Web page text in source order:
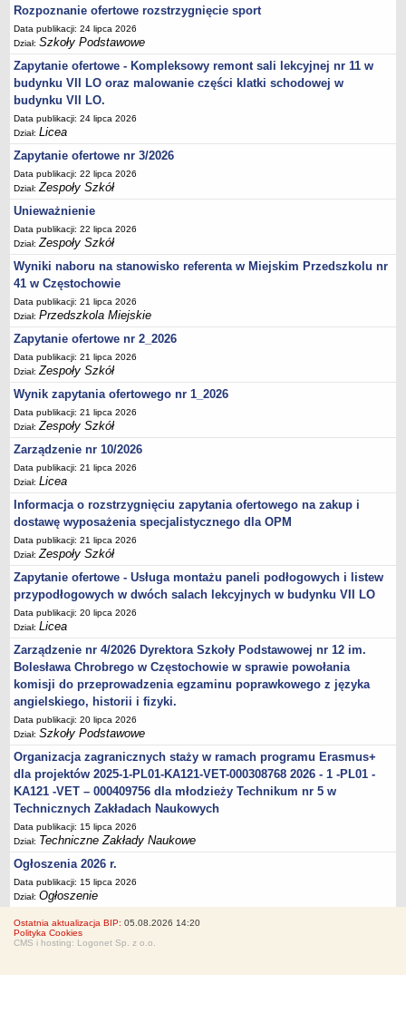
Zarządzenia
Rejestry, ewidencje, archiwa
Kontrole
PONOWNE WYKORZYSTYWANIE
Sprawozdania
Deklaracja dostępności
DEKLARACJA DOSTĘPNOŚCI
OŚWIADCZENIA MAJĄTKOWE
PONOWNE WYKORZYSTYWANIE
UDOSTĘPNIANIE INFORMACJI PUBLICZNEJ
Rozpoznanie ofertowe rozstrzygnięcie sport
Data publikacji: 24 lipca 2026
Dział:Szkoły Podstawowe
Zapytanie ofertowe - Kompleksowy remont sali lekcyjnej nr 11 w
budynku VII LO oraz malowanie części klatki schodowej w
budynku VII LO.
Data publikacji: 24 lipca 2026
Dział:Licea
Zapytanie ofertowe nr 3/2026
Data publikacji: 22 lipca 2026
Dział:Zespoły Szkół
Unieważnienie
Data publikacji: 22 lipca 2026
Dział:Zespoły Szkół
Wyniki naboru na stanowisko referenta w Miejskim Przedszkolu nr
41 w Częstochowie
Data publikacji: 21 lipca 2026
Dział:Przedszkola Miejskie
Zapytanie ofertowe nr 2_2026
Data publikacji: 21 lipca 2026
Dział:Zespoły Szkół
Wynik zapytania ofertowego nr 1_2026
Data publikacji: 21 lipca 2026
Dział:Zespoły Szkół
Zarządzenie nr 10/2026
Data publikacji: 21 lipca 2026
Dział:Licea
Informacja o rozstrzygnięciu zapytania ofertowego na zakup i
dostawę wyposażenia specjalistycznego dla OPM
Data publikacji: 21 lipca 2026
Dział:Zespoły Szkół
Zapytanie ofertowe - Usługa montażu paneli podłogowych i listew
przypodłogowych w dwóch salach lekcyjnych w budynku VII LO
Data publikacji: 20 lipca 2026
Dział:Licea
Zarządzenie nr 4/2026 Dyrektora Szkoły Podstawowej nr 12 im.
Bolesława Chrobrego w Częstochowie w sprawie powołania
komisji do przeprowadzenia egzaminu poprawkowego z języka
angielskiego, historii i fizyki.
Data publikacji: 20 lipca 2026
Dział:Szkoły Podstawowe
Organizacja zagranicznych staży w ramach programu Erasmus+
dla projektów 2025-1-PL01-KA121-VET-000308768 2026 - 1 -PL01 -
KA121 -VET – 000409756 dla młodzieży Technikum nr 5 w
Technicznych Zakładach Naukowych
Data publikacji: 15 lipca 2026
Dział: Techniczne Zakłady Naukowe
Ogłoszenia 2026 r.
Data publikacji: 15 lipca 2026
Dział:Ogłoszenie
Ostatnia aktualizacja BIP: 05.08.2026 14:20
Polityka Cookies
CMS i hosting: Logonet Sp. z o.o.